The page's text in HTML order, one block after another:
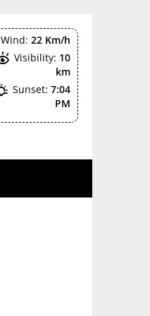
Wind: 22 Km/h
Visibility: 10
km
Sunset: 7:04
PM